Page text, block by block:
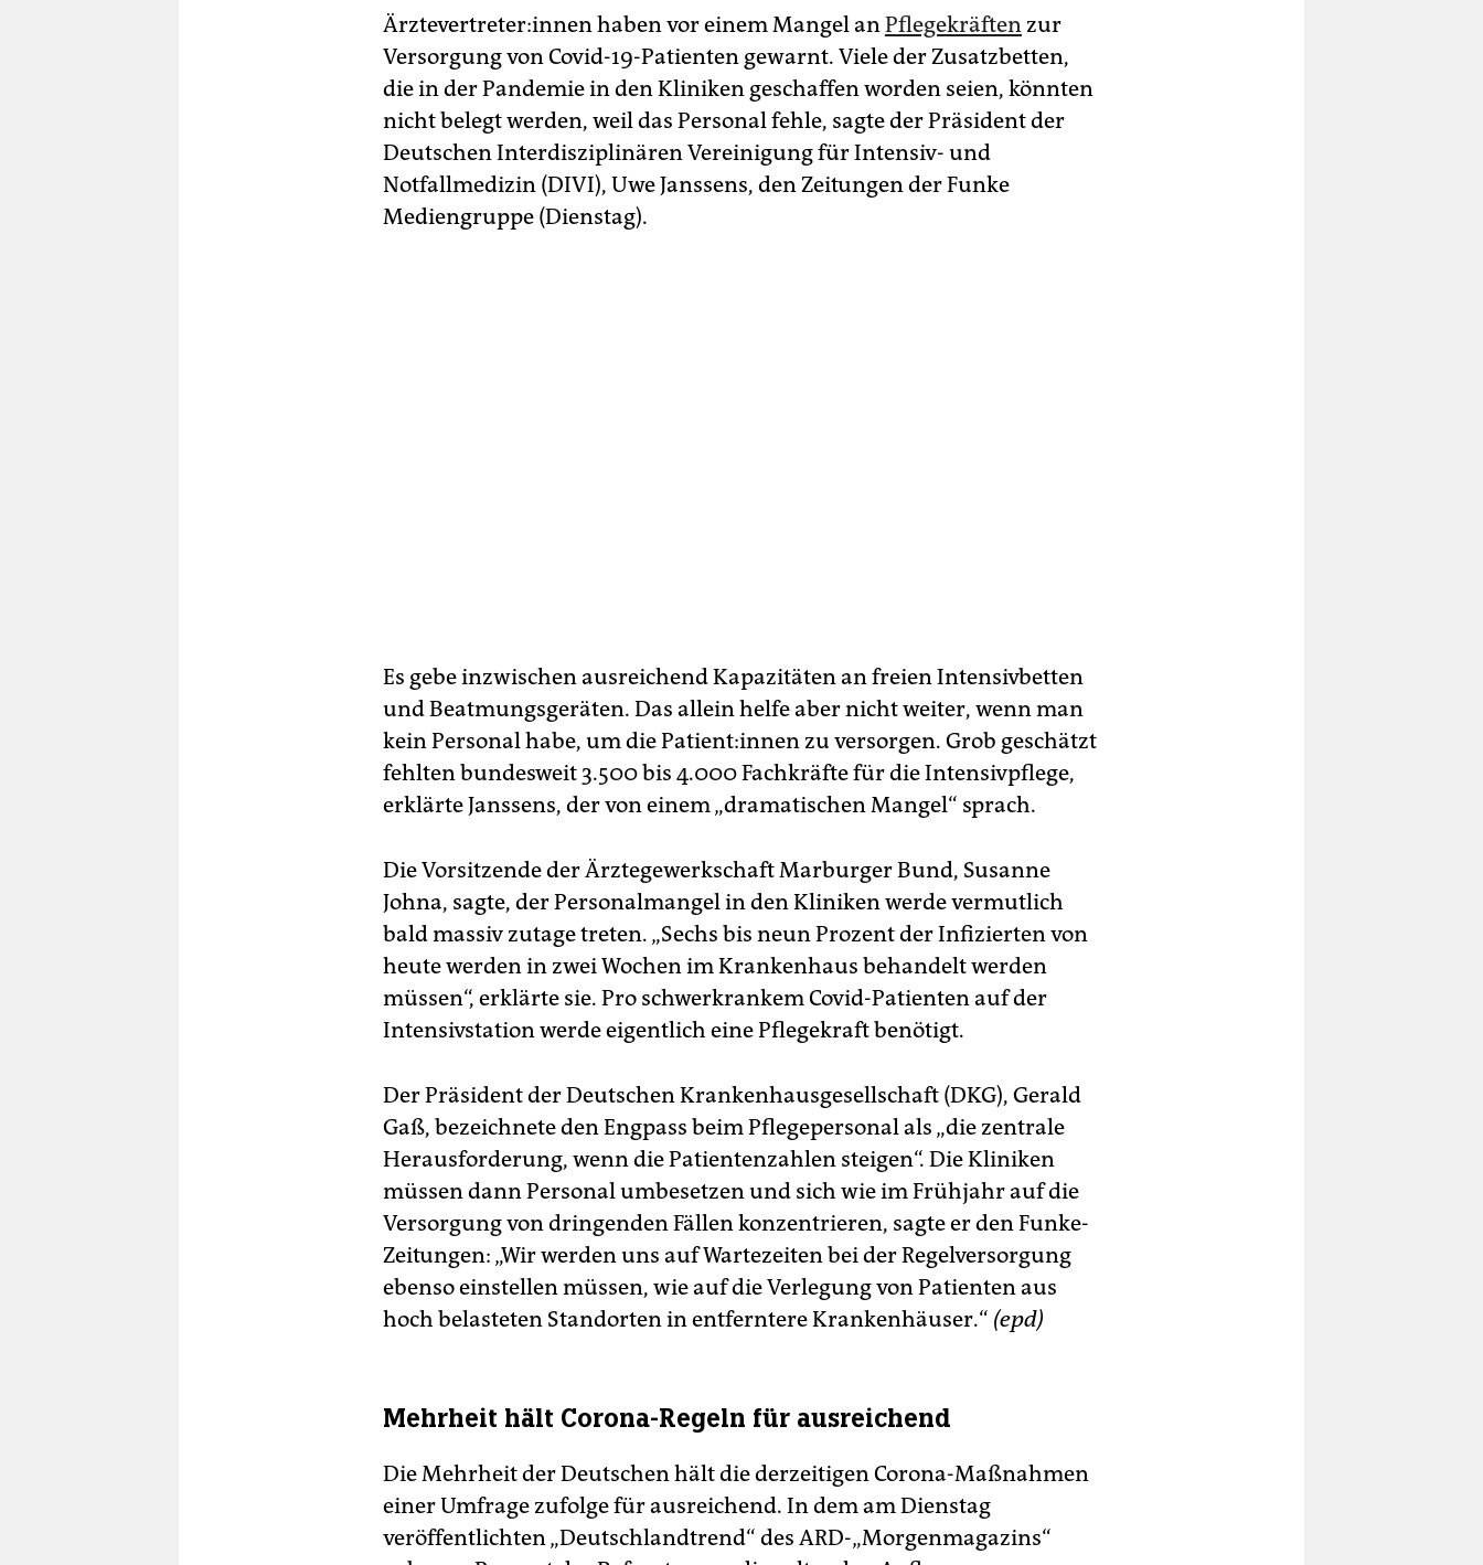
Ärztevertreter:innen haben vor einem Mangel anPflegekräften zur
Versorgung von Covid-19-Patienten gewarnt. Viele der Zusatzbetten,
die in der Pandemie in den Kliniken geschaffen worden seien, könnten
nicht belegt werden, weil das Personal fehle, sagte der Präsident der
Deutschen Interdisziplinären Vereinigung für Intensiv- und
Notfallmedizin (DIVI), Uwe Janssens, den Zeitungen der Funke
Mediengruppe (Dienstag).
Es gebe inzwischen ausreichend Kapazitäten an freien Intensivbetten
und Beatmungsgeräten. Das allein helfe aber nicht weiter, wenn man
kein Personal habe, um die Patient:innen zu versorgen. Grob geschätzt
fehlten bundesweit 3.500 bis 4.000 Fachkräfte für die Intensivpflege,
erklärte Janssens, der von einem „dramatischen Mangel“ sprach.
Die Vorsitzende der Ärztegewerkschaft Marburger Bund, Susanne
Johna, sagte, der Personalmangel in den Kliniken werde vermutlich
bald massiv zutage treten. „Sechs bis neun Prozent der Infizierten von
heute werden in zwei Wochen im Krankenhaus behandelt werden
müssen“, erklärte sie. Pro schwerkrankem Covid-Patienten auf der
Intensivstation werde eigentlich eine Pflegekraft benötigt.
Der Präsident der Deutschen Krankenhausgesellschaft (DKG), Gerald
Gaß, bezeichnete den Engpass beim Pflegepersonal als „die zentrale
Herausforderung, wenn die Patientenzahlen steigen“. Die Kliniken
müssen dann Personal umbesetzen und sich wie im Frühjahr auf die
Versorgung von dringenden Fällen konzentrieren, sagte er den Funke-
Zeitungen: „Wir werden uns auf Wartezeiten bei der Regelversorgung
ebenso einstellen müssen, wie auf die Verlegung von Patienten aus
hoch belasteten Standorten in entferntere Krankenhäuser.“ (epd)
Mehrheit hält Corona-Regeln für ausreichend
Die Mehrheit der Deutschen hält die derzeitigen Corona-Maßnahmen
einer Umfrage zufolge für ausreichend. In dem am Dienstag
veröffentlichten „Deutschlandtrend“ des ARD-„Morgenmagazins“